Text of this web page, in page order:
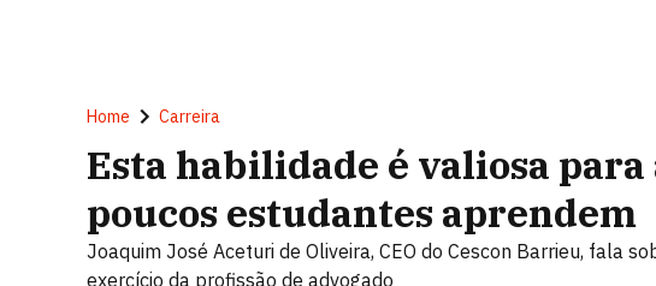
Home Carreira
Esta habilidade é valiosa para
poucos estudantes aprendem
Joaquim José Aceturi de Oliveira, CEO do Cescon Barrieu, fala
exercício da profissão de advogado